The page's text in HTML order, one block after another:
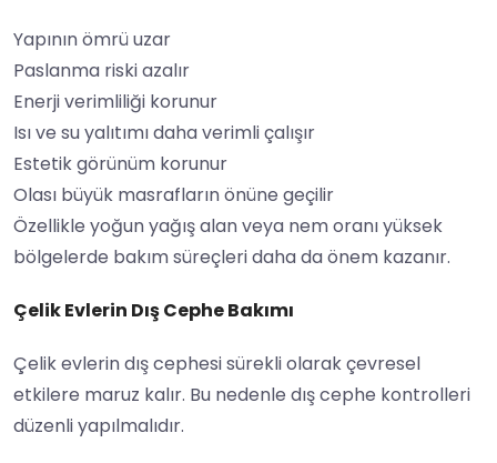
Yapının ömrü uzar
Paslanma riski azalır
Enerji verimliliği korunur
Isı ve su yalıtımı daha verimli çalışır
Estetik görünüm korunur
Olası büyük masrafların önüne geçilir
Özellikle yoğun yağış alan veya nem oranı yüksek
bölgelerde bakım süreçleri daha da önem kazanır.
Çelik Evlerin Dış Cephe Bakımı
Çelik evlerin dış cephesi sürekli olarak çevresel
etkilere maruz kalır. Bu nedenle dış cephe kontrolleri
düzenli yapılmalıdır.